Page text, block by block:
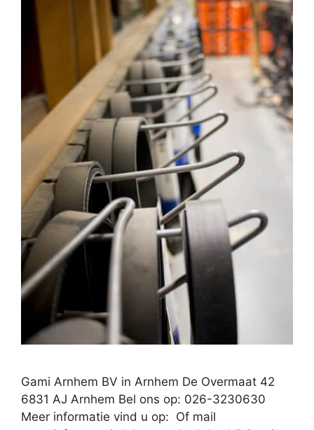
Gami Arnhem BV in Arnhem De Overmaat 42
6831 AJ Arnhem Bel ons op: 026-3230630
Meer informatie vind u op: Of mail